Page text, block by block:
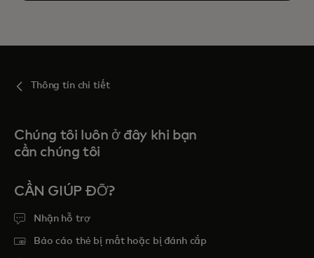
Thông tin chi tiết
Chúng tôi luôn ở đây khi bạn
cần chúng tôi
CẦN GIÚP ĐỠ?
Nhận hỗ trợ
Báo cáo thẻ bị mất hoặc bị đánh cắp